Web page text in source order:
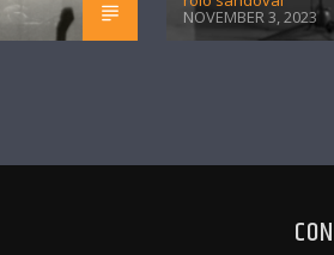
NOVEMBER 3, 2023